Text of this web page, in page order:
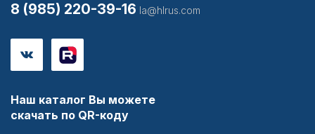
8 (985) 220-39-16 la@hlrus.com
Наш каталог Вы можете
скачать по QR-коду